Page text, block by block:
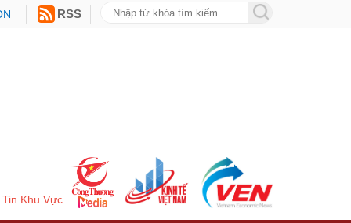
RSS
Tin Khu Vực